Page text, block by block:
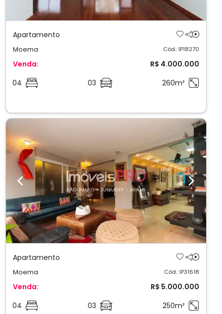
Apartamento
Moema Cód.: IP18270
Venda:
R$ 4.000.000
04
03 260m²
Previous Next
Apartamento
Moema Cód.: IP31618
Venda:
R$ 5.000.000
04
03 250m²